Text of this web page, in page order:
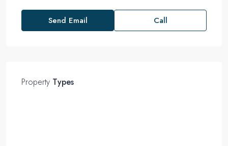
Send Email Call
Property Types